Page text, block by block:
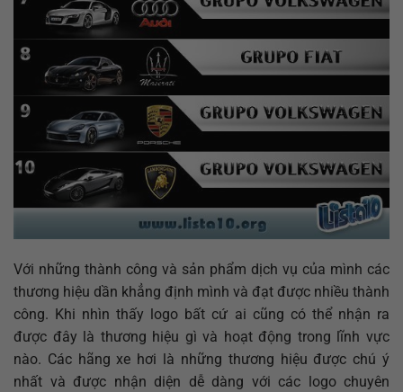
Với những thành công và sản phẩm dịch vụ của mình các
thương hiệu dần khẳng định mình và đạt được nhiều thành
công. Khi nhìn thấy logo bất cứ ai cũng có thể nhận ra
được đây là thương hiệu gì và hoạt động trong lĩnh vực
nào. Các hãng xe hơi là những thương hiệu được chú ý
nhất và được nhận diện dễ dàng với các logo chuyên